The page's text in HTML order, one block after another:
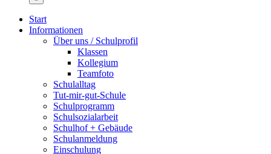
Start
Informationen
Über uns / Schulprofil
Klassen
Kollegium
Teamfoto
Schulalltag
Tut-mir-gut-Schule
Schulprogramm
Schulsozialarbeit
Schulhof + Gebäude
Schulanmeldung
Einschulung